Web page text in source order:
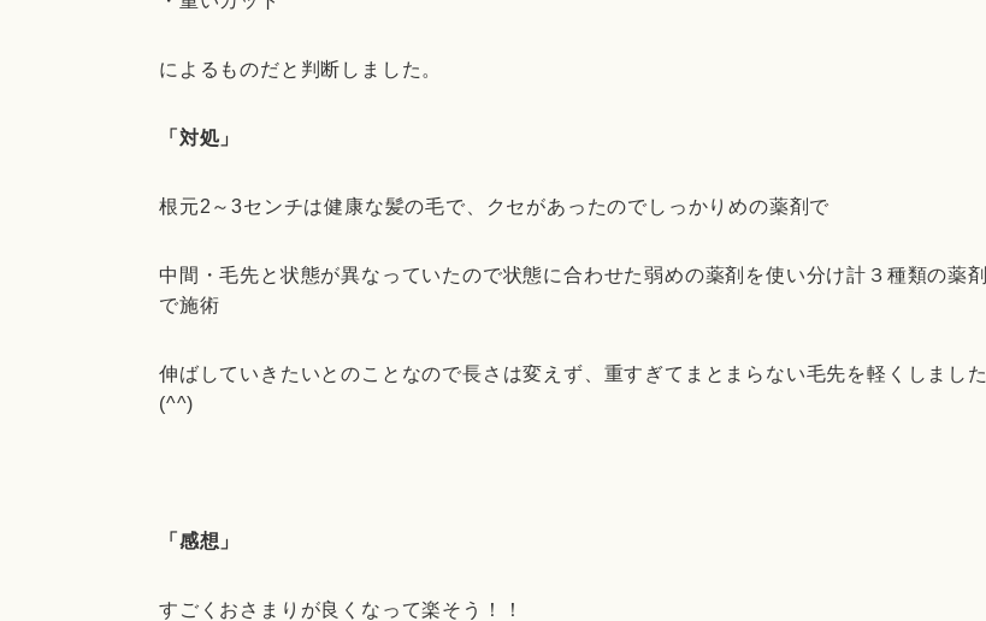
によるものだと判断しました。
「対処」
根元2～3センチは健康な髪の毛で、クセがあったのでしっかりめの薬剤で
中間・毛先と状態が異なっていたので状態に合わせた弱めの薬剤を使い分け計３種類の薬剤
で施術
伸ばしていきたいとのことなので長さは変えず、重すぎてまとまらない毛先を軽くしました
(^^)
「感想」
すごくおさまりが良くなって楽そう！！